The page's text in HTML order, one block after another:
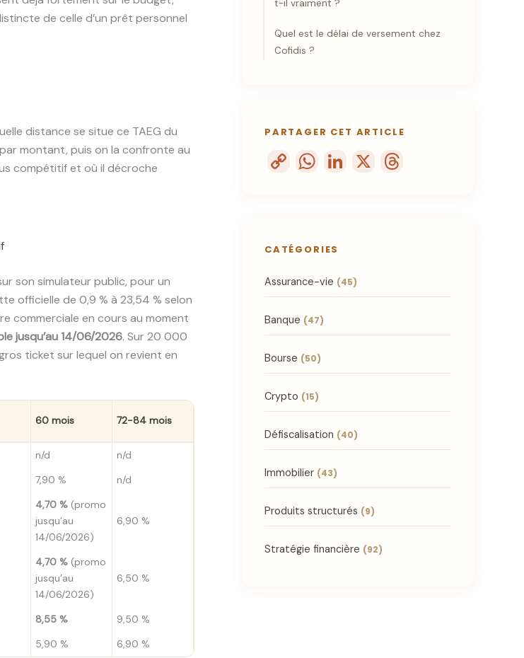
de celle d’un prêt personnel
distance se situe ce TAEG du
montant, puis on la confronte au
compétitif et où il décroche
son simulateur public, pour un
officielle de 0,9 % à 23,54 % selon
commerciale en cours au moment
jusqu’au 14/06/2026. Sur 20 000
ticket sur lequel on revient en
60 mois 72-84 mois
n/d
n/d
7,90 % n/d
4,70 % (promo
jusqu’au
14/06/2026)
6,90 %
4,70 % (promo
jusqu’au
14/06/2026)
6,50 %
8,55 %
9,50 %
5,90 % 6,90 %
t-il vraiment ?
Quel est le délai de versement chez
Cofidis ?
Assurance-vie (45)
Banque (47)
Bourse (50)
Crypto (15)
Défiscalisation (40)
Immobilier (43)
Produits structurés (9)
Stratégie financière (92)